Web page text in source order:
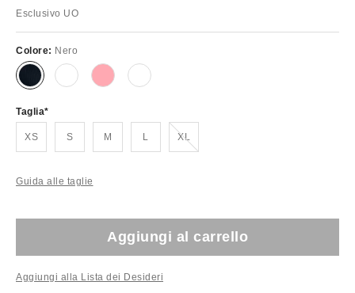
Esclusivo UO
Colore: Nero
Taglia
XS S M L XLEsaurito!
Guida alle taglie
Aggiungi al carrello
Aggiungi alla Lista dei Desideri